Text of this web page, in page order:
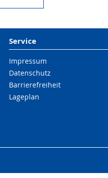
Service
Impressum
Datenschutz
Barrierefreiheit
Lageplan